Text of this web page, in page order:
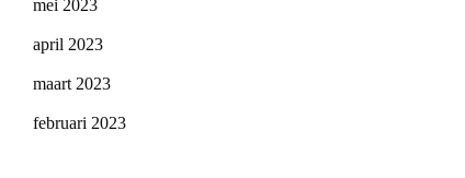
mei 2023
april 2023
maart 2023
februari 2023